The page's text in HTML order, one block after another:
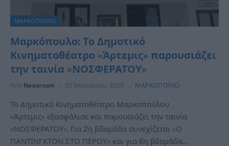
ΜΑΡΚΟΠΟΥΛΟ
Μαρκόπουλο: Το Δημοτικό
Κινηματοθέατρο «Άρτεμις» παρουσιάζει
την ταινία «ΝΟΣΦΕΡΑΤΟΥ»
Από Newsroom 22 Ιανουαρίου, 2025 ΜΑΡΚΟΠΟΥΛΟ
Το Δημοτικό Κινηματοθέατρο Μαρκοπούλου
«Άρτεμις» εξασφάλισε και παρουσιάζει την ταινία
«ΝΟΣΦΕΡΑΤΟΥ». Για 2η βδομάδα συνεχίζεται «Ο
ΠΑΝΤΙΝΓΚΤΟΝ ΣΤΟ ΠΕΡΟΥ» και για 6η βδομάδα…